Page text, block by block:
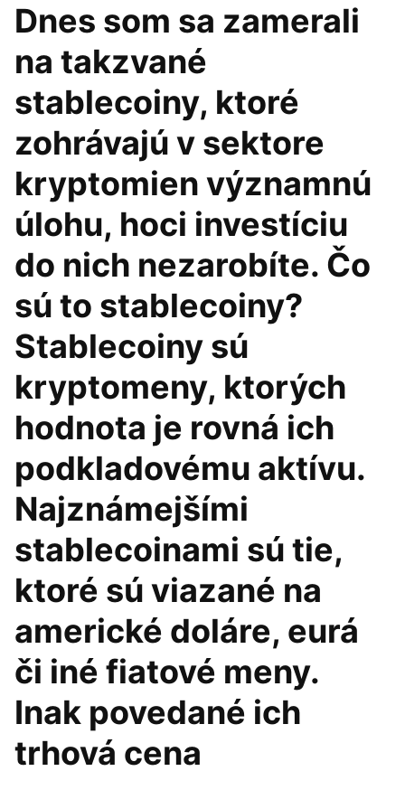
Dnes som sa zamerali
na takzvané
stablecoiny, ktoré
zohrávajú v sektore
kryptomien významnú
úlohu, hoci investíciu
do nich nezarobíte. Čo
sú to stablecoiny?
Stablecoiny sú
kryptomeny, ktorých
hodnota je rovná ich
podkladovému aktívu.
Najznámejšími
stablecoinami sú tie,
ktoré sú viazané na
americké doláre, eurá
či iné fiatové meny.
Inak povedané ich
trhová cena